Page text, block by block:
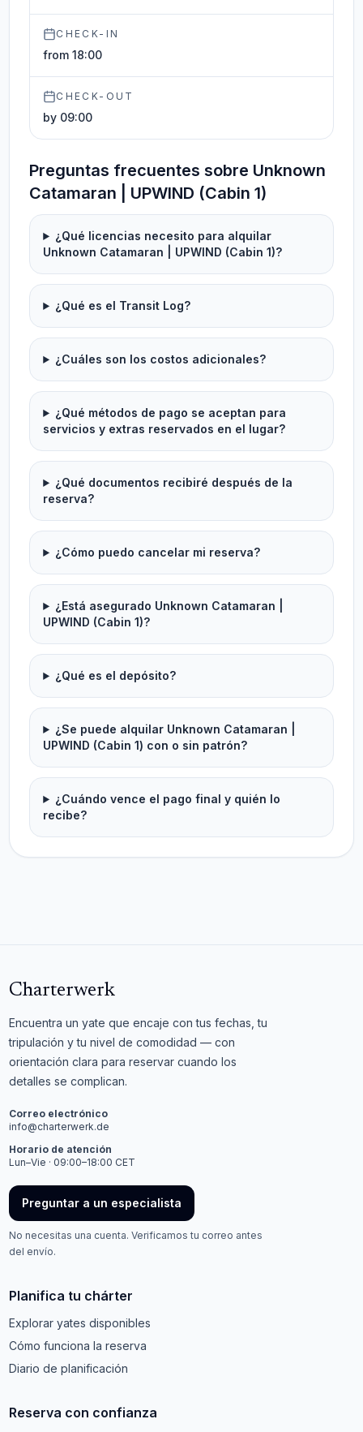
CHECK-IN
from 18:00
CHECK-OUT
by 09:00
Preguntas frecuentes sobre Unknown
Catamaran | UPWIND (Cabin 1)
¿Qué licencias necesito para alquilar
Unknown Catamaran | UPWIND (Cabin 1)?
¿Qué es el Transit Log?
¿Cuáles son los costos adicionales?
¿Qué métodos de pago se aceptan para
servicios y extras reservados en el lugar?
¿Qué documentos recibiré después de la
reserva?
¿Cómo puedo cancelar mi reserva?
¿Está asegurado Unknown Catamaran |
UPWIND (Cabin 1)?
¿Qué es el depósito?
¿Se puede alquilar Unknown Catamaran |
UPWIND (Cabin 1) con o sin patrón?
¿Cuándo vence el pago final y quién lo
recibe?
Charterwerk
Encuentra un yate que encaje con tus fechas, tu
tripulación y tu nivel de comodidad — con
orientación clara para reservar cuando los
detalles se complican.
Correo electrónico
info@charterwerk.de
Horario de atención
Lun–Vie · 09:00–18:00 CET
Preguntar a un especialista
No necesitas una cuenta. Verificamos tu correo antes
del envío.
Planifica tu chárter
Explorar yates disponibles
Cómo funciona la reserva
Diario de planificación
Reserva con confianza